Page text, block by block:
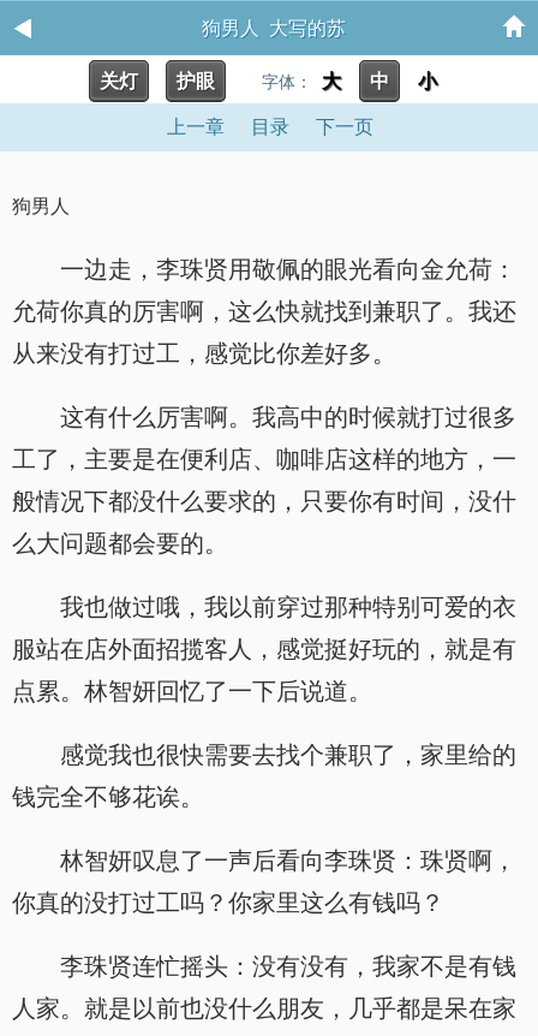
狗男人 大写的苏
关灯 护眼 字体： 大 中 小
上一章 目录 下一页
狗男人
一边走，李珠贤用敬佩的眼光看向金允荷：
允荷你真的厉害啊，这么快就找到兼职了。我还
从来没有打过工，感觉比你差好多。
这有什么厉害啊。我高中的时候就打过很多
工了，主要是在便利店、咖啡店这样的地方，一
般情况下都没什么要求的，只要你有时间，没什
么大问题都会要的。
我也做过哦，我以前穿过那种特别可爱的衣
服站在店外面招揽客人，感觉挺好玩的，就是有
点累。林智妍回忆了一下后说道。
感觉我也很快需要去找个兼职了，家里给的
钱完全不够花诶。
林智妍叹息了一声后看向李珠贤：珠贤啊，
你真的没打过工吗？你家里这么有钱吗？
李珠贤连忙摇头：没有没有，我家不是有钱
人家。就是以前也没什么朋友，几乎都是呆在家